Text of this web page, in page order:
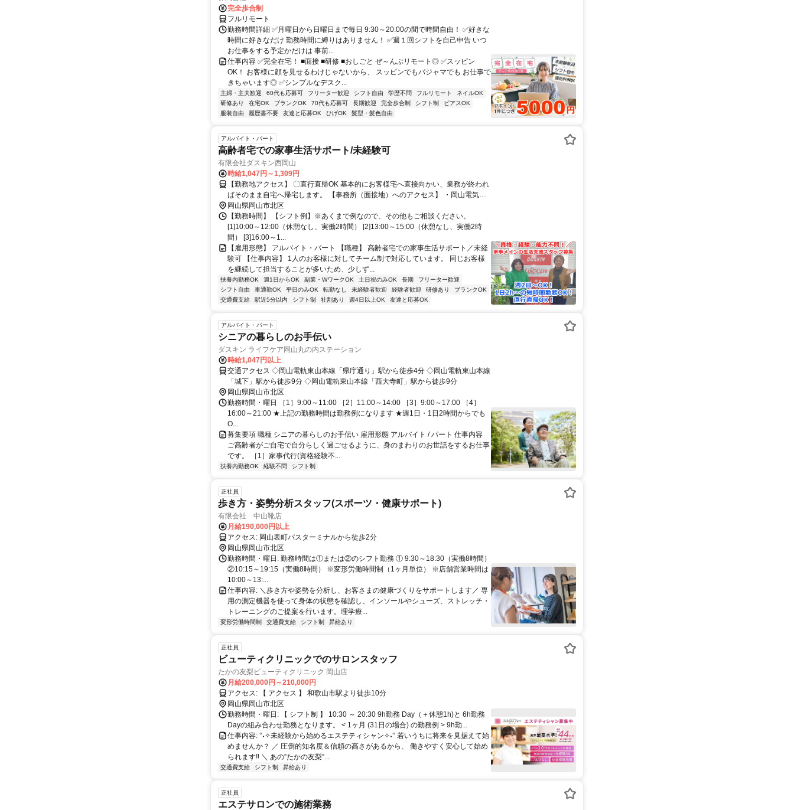
完全歩合制
フルリモート
勤務時間詳細 ✅月曜日から日曜日まで毎日 9:30～20:00の間で時間自由！ ✅好きな
時間に好きなだけ 勤務時間に縛りはありません！ ✅週１回シフトを自己申告 いつ
お仕事をする予定かだけは 事前...
仕事内容 ✅完全在宅！ ■面接 ■研修 ■おしごと ぜ～んぶリモート◎ ✅スッピン
OK！ お客様に顔を見せるわけじゃないから、 スッピンでもパジャマでも お仕事で
きちゃいます◎ ✅シンプルなデスク...
主婦・主夫歓迎 60代も応募可 フリーター歓迎 シフト自由 学歴不問 フルリモート
ネイルOK
研修あり
在宅OK ブランクOK 70代も応募可 長期歓迎 完全歩合制 シフト制
ピアスOK
服装自由
履歴書不要 友達と応募OK ひげOK 髪型・髪色自由
アルバイト・パート
高齢者宅での家事生活サポート/未経験可
有限会社ダスキン西岡山
時給1,047円～1,309円
【勤務地アクセス】 〇直行直帰OK 基本的にお客様宅へ直接向かい、業務が終われ
ばそのまま自宅へ帰宅します。 【事務所（面接地）へのアクセス】 ・岡山電気軌
道東山本線「県庁通り駅」から徒歩約4分 ※駅チカ好立地 ・岡山駅から車で10分
・西大寺駅から西へ車で23分 ・総社駅から南東へ車で40分 ・倉敷駅から東へ車で
50分 〇車通勤OK（マイカー通勤可） 1キロ20円支給させていただいています。 駐
車場を使用した場合、実費支給しております 〇駐車場・駐輪場あり ※コインパー
キングに一時的に止めていただきますが、後日全額支給します
岡山県岡山市北区
【勤務時間】 【シフト例】※あくまで例なので、その他もご相談ください。
[1]10:00～12:00（休憩なし、実働2時間） [2]13:00～15:00（休憩なし、実働2時
間） [3]16:00～1...
【雇用形態】 アルバイト・パート 【職種】 高齢者宅での家事生活サポート／未経
験可 【仕事内容】 1人のお客様に対してチーム制で対応しています。 同じお客様
を継続して担当することが多いため、少しず...
扶養内勤務OK 週1日からOK 副業・WワークOK 土日祝のみOK 長期
フリーター歓迎
シフト自由
車通勤OK 平日のみOK 転勤なし 未経験者歓迎 経験者歓迎 研修あり
ブランクOK
交通費支給
駅近5分以内 シフト制 社割あり 週4日以上OK 友達と応募OK
アルバイト・パート
シニアの暮らしのお手伝い
ダスキン ライフケア岡山丸の内ステーション
時給1,047円以上
交通アクセス ◇岡山電軌東山本線「県庁通り」駅から徒歩4分 ◇岡山電軌東山本線
「城下」駅から徒歩9分 ◇岡山電軌東山本線「西大寺町」駅から徒歩9分
岡山県岡山市北区
勤務時間・曜日 ［1］9:00～11:00 ［2］11:00～14:00 ［3］9:00～17:00 ［4］
16:00～21:00 ★上記の勤務時間は勤務例になります ★週1日・1日2時間からでも
O...
募集要項 職種 シニアの暮らしのお手伝い 雇用形態 アルバイト / パート 仕事内容
ご高齢者がご自宅で自分らしく過ごせるように、身のまわりのお世話をするお仕事
です。 ［1］家事代行(資格経験不...
扶養内勤務OK 経験不問 シフト制
正社員
歩き方・姿勢分析スタッフ(スポーツ・健康サポート)
有限会社 中山靴店
月給190,000円以上
アクセス: 岡山表町バスターミナルから徒歩2分
岡山県岡山市北区
勤務時間・曜日: 勤務時間は①または②のシフト勤務 ① 9:30～18:30（実働8時間）
②10:15～19:15（実働8時間） ※変形労働時間制（1ヶ月単位） ※店舗営業時間は
10:00～13:...
仕事内容: ＼歩き方や姿勢を分析し、お客さまの健康づくりをサポートします／ 専
用の測定機器を使って身体の状態を確認し、インソールやシューズ、ストレッチ・
トレーニングのご提案を行います。 ​理学療...
変形労働時間制 交通費支給 シフト制 昇給あり
正社員
ビューティクリニックでのサロンスタッフ
たかの友梨ビューティクリニック 岡山店
月給200,000円～210,000円
アクセス: 【 アクセス 】 和歌山市駅より徒歩10分
岡山県岡山市北区
勤務時間・曜日: 【 シフト制 】 10:30 ～ 20:30 9h勤務 Day（＋休憩1h)と 6h勤務
Dayの組み合わせ勤務となります。 < 1ヶ月 (31日の場合) の勤務例 > 9h勤...
仕事内容: °˖✧未経験から始めるエステティシャン✧˖° 若いうちに将来を見据えて始
めませんか？ ／ 圧倒的知名度＆信頼の高さがあるから、 働きやすく安心して始め
られます‼ ＼ あの”たかの友梨”...
交通費支給 シフト制 昇給あり
正社員
エステサロンでの施術業務